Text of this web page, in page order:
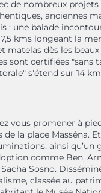
de nombreux
anciennes
une balade
kms longeant la
dès les
certifiées
s'étend sur 14
promener à
la place Masséna.
ainsi
comme Ben,
Sosno.
classée au